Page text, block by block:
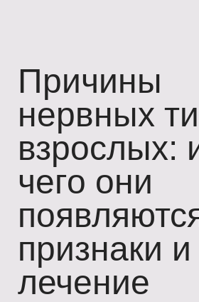
Причины
нервных
взрослых:
чего они
признаки и
лечение